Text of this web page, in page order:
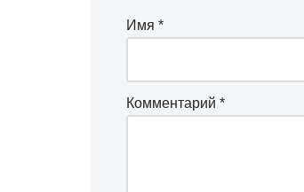
Имя *
Комментарий *